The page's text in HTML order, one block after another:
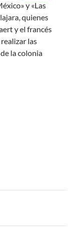
y «Las
quienes
y el francés
las
la colonia